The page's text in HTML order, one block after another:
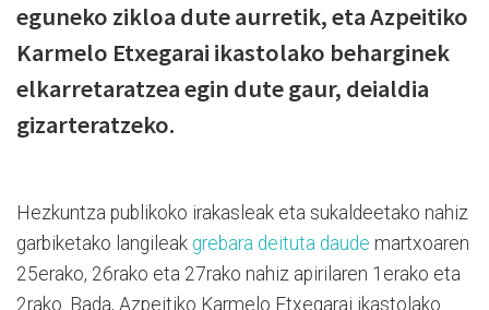
eguneko zikloa dute aurretik, eta Azpeitiko
Karmelo Etxegarai ikastolako beharginek
elkarretaratzea egin dute gaur, deialdia
gizarteratzeko.
Hezkuntza publikoko irakasleak eta sukaldeetako nahiz
garbiketako langileak grebara deituta daude martxoaren
25erako, 26rako eta 27rako nahiz apirilaren 1erako eta
2rako. Bada, Azpeitiko Karmelo Etxegarai ikastolako